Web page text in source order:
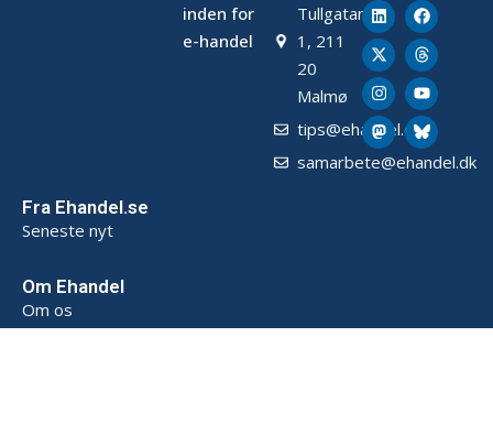
inden for
e-handel
Tullgatan
1, 211
20
Malmø
tips@ehandel.dk
samarbete@ehandel.dk
Fra Ehandel.se
Seneste nyt
Om Ehandel
Om os